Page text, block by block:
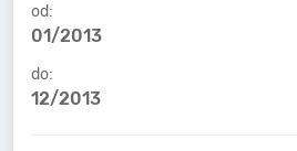
od:
01/2013
do:
12/2013